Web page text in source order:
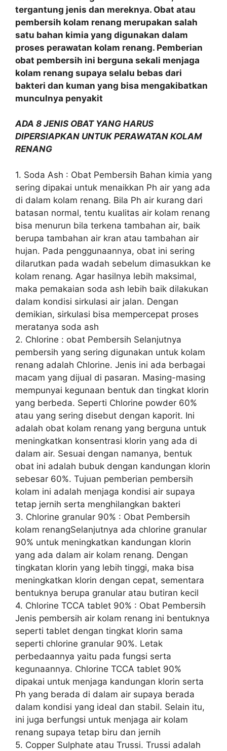
tergantung jenis dan mereknya. Obat atau
pembersih kolam renang merupakan salah
satu bahan kimia yang digunakan dalam
proses perawatan kolam renang. Pemberian
obat pembersih ini berguna sekali menjaga
kolam renang supaya selalu bebas dari
bakteri dan kuman yang bisa mengakibatkan
munculnya penyakit
ADA 8 JENIS OBAT YANG HARUS
DIPERSIAPKAN UNTUK PERAWATAN KOLAM
RENANG
1. Soda Ash : Obat Pembersih Bahan kimia yang
sering dipakai untuk menaikkan Ph air yang ada
di dalam kolam renang. Bila Ph air kurang dari
batasan normal, tentu kualitas air kolam renang
bisa menurun bila terkena tambahan air, baik
berupa tambahan air kran atau tambahan air
hujan. Pada penggunaannya, obat ini sering
dilarutkan pada wadah sebelum dimasukkan ke
kolam renang. Agar hasilnya lebih maksimal,
maka pemakaian soda ash lebih baik dilakukan
dalam kondisi sirkulasi air jalan. Dengan
demikian, sirkulasi bisa mempercepat proses
meratanya soda ash
2. Chlorine : obat Pembersih Selanjutnya
pembersih yang sering digunakan untuk kolam
renang adalah Chlorine. Jenis ini ada berbagai
macam yang dijual di pasaran. Masing-masing
mempunyai kegunaan bentuk dan tingkat klorin
yang berbeda. Seperti Chlorine powder 60%
atau yang sering disebut dengan kaporit. Ini
adalah obat kolam renang yang berguna untuk
meningkatkan konsentrasi klorin yang ada di
dalam air. Sesuai dengan namanya, bentuk
obat ini adalah bubuk dengan kandungan klorin
sebesar 60%. Tujuan pemberian pembersih
kolam ini adalah menjaga kondisi air supaya
tetap jernih serta menghilangkan bakteri
3. Chlorine granular 90% : Obat Pembersih
kolam renangSelanjutnya ada chlorine granular
90% untuk meningkatkan kandungan klorin
yang ada dalam air kolam renang. Dengan
tingkatan klorin yang lebih tinggi, maka bisa
meningkatkan klorin dengan cepat, sementara
bentuknya berupa granular atau butiran kecil
4. Chlorine TCCA tablet 90% : Obat Pembersih
Jenis pembersih air kolam renang ini bentuknya
seperti tablet dengan tingkat klorin sama
seperti chlorine granular 90%. Letak
perbedaannya yaitu pada fungsi serta
kegunaannya. Chlorine TCCA tablet 90%
dipakai untuk menjaga kandungan klorin serta
Ph yang berada di dalam air supaya berada
dalam kondisi yang ideal dan stabil. Selain itu,
ini juga berfungsi untuk menjaga air kolam
renang supaya tetap biru dan jernih
5. Copper Sulphate atau Trussi. Trussi adalah